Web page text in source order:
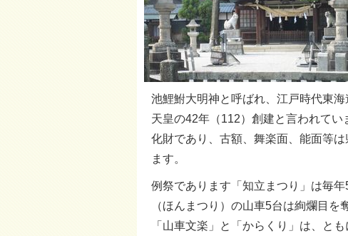
池鯉鮒大明神と呼ばれ、江戸時代東
天皇の42年（112）創建と言われて
化財であり、古額、舞楽面、能面等
ます。
例祭であります「知立まつり」は毎
（ほんまつり）の山車5台は絢爛目
「山車文楽」と「からくり」は、と